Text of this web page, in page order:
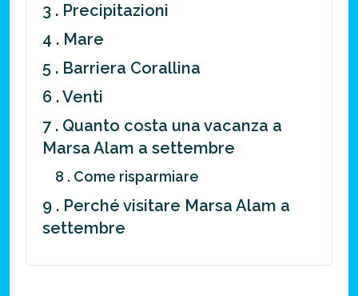
3 . Precipitazioni
4 . Mare
5 . Barriera Corallina
6 . Venti
7 . Quanto costa una vacanza a
Marsa Alam a settembre
8 . Come risparmiare
9 . Perché visitare Marsa Alam a
settembre